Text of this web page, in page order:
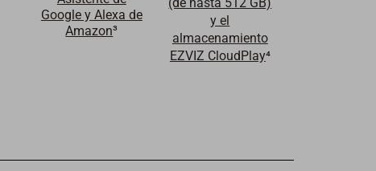
Google y Alexa de
Amazon³
y el
almacenamiento
EZVIZ CloudPlay⁴